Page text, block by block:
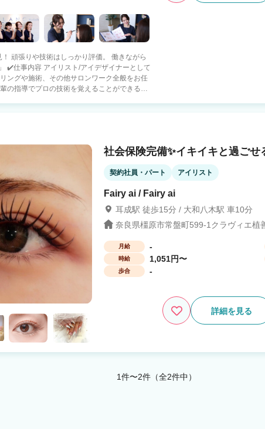
頑張りや技術はしっかり評価。 働きながら
ングや施術、その他サロンワーク全般をお任
の指導でプロの技術を覚えることができるの
り諦める必要はありません。 相談しながら、
てや家庭と両立しながら働くことをサポート
います。出産や育児といった女性のライフイ
暇に入ることが可能です。 また、復職の際に
ただける職場をご用意しています。
社会保険完備✨イキイキと過ご
契約社員・パート アイリスト
Fairy ai / Fairy ai
耳成駅 徒歩15分 / 大和八木駅 車10分
奈良県橿原市常盤町599-1クラヴィエ植
月給 -
時給 1,051円〜
歩合 -
詳細を見る
1件〜2件（全2件中）